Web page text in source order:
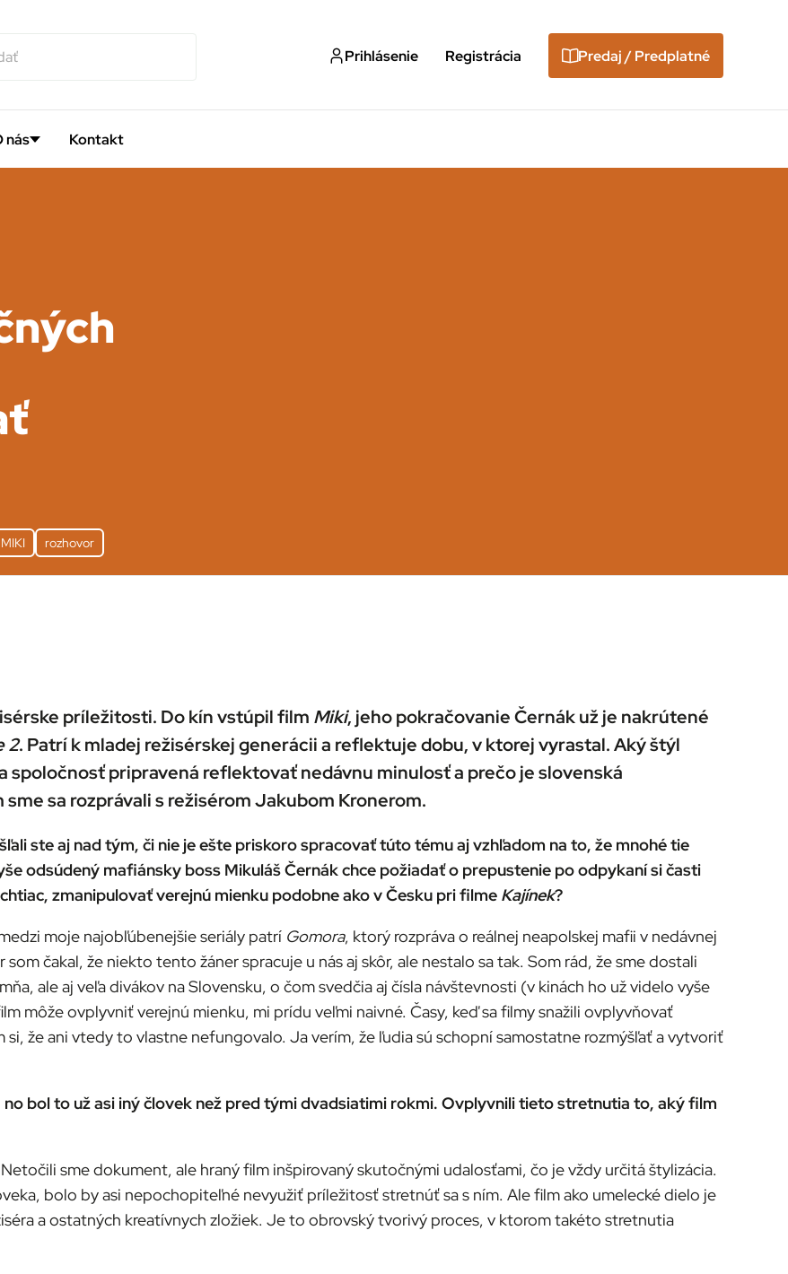
nás Kontakt
Prihlásenie Registrácia Predaj / Predplatné
MIKI rozhovor
príležitosti. Do kín vstúpil film Miki, jeho pokračovanie Černák už je nakrútené
2. Patrí k mladej režisérskej generácii a reflektuje dobu, v ktorej vyrastal. Aký štýl
spoločnosť pripravená reflektovať nedávnu minulosť a prečo je slovenská
sa rozprávali s režisérom Jakubom Kronerom.
ste aj nad tým, či nie je ešte priskoro spracovať túto tému aj vzhľadom na to, že mnohé tie
odsúdený mafiánsky boss Mikuláš Černák chce požiadať o prepustenie po odpykaní si časti
zmanipulovať verejnú mienku podobne ako v Česku pri filme Kajínek?
moje najobľúbenejšie seriály patrí Gomora, ktorý rozpráva o reálnej neapolskej mafii v nedávnej
som čakal, že niekto tento žáner spracuje u nás aj skôr, ale nestalo sa tak. Som rád, že sme dostali
ale aj veľa divákov na Slovensku, o čom svedčia aj čísla návštevnosti (v kinách ho už videlo vyše
môže ovplyvniť verejnú mienku, mi prídu veľmi naivné. Časy, keď sa filmy snažili ovplyvňovať
si, že ani vtedy to vlastne nefungovalo. Ja verím, že ľudia sú schopní samostatne rozmýšľať a vytvoriť
bol to už asi iný človek než pred tými dvadsiatimi rokmi. Ovplyvnili tieto stretnutia to, aký film
sme dokument, ale hraný film inšpirovaný skutočnými udalosťami, čo je vždy určitá štylizácia.
bolo by asi nepochopiteľné nevyužiť príležitosť stretnúť sa s ním. Ale film ako umelecké dielo je
a ostatných kreatívnych zložiek. Je to obrovský tvorivý proces, v ktorom takéto stretnutia